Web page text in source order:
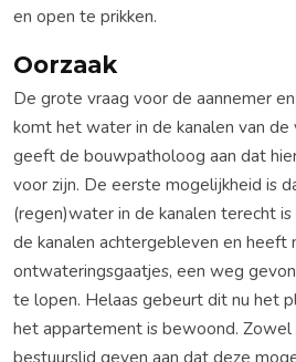
en open te prikken.
Oorzaak
De grote vraag voor de aannemer
komt het water in de kanalen van
geeft de bouwpatholoog aan dat
voor zijn. De eerste mogelijkheid is
(regen)water in de kanalen terecht
de kanalen achtergebleven en heeft
ontwateringsgaatjes, een weg
te lopen. Helaas gebeurt dit nu het
het appartement is bewoond. Zowel
bestuurslid geven aan dat deze